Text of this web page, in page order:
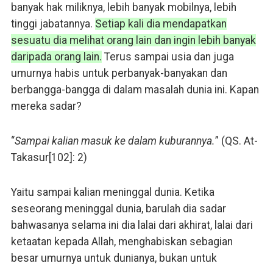
banyak hak miliknya, lebih banyak mobilnya, lebih
tinggi jabatannya. Setiap kali dia mendapatkan
sesuatu dia melihat orang lain dan ingin lebih banyak
daripada orang lain. Terus sampai usia dan juga
umurnya habis untuk perbanyak-banyakan dan
berbangga-bangga di dalam masalah dunia ini. Kapan
mereka sadar?
“Sampai kalian masuk ke dalam kuburannya.” (QS. At-
Takasur[102]: 2)
Yaitu sampai kalian meninggal dunia. Ketika
seseorang meninggal dunia, barulah dia sadar
bahwasanya selama ini dia lalai dari akhirat, lalai dari
ketaatan kepada Allah, menghabiskan sebagian
besar umurnya untuk dunianya, bukan untuk